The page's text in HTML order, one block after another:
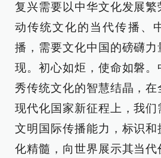
复兴需要以中华文化发展
动传统文化的当代传播、
播，需要文化中国的磅礴
现。初心如炬，使命如磐
秀传统文化的智慧结晶，在
现代化国家新征程上，我
文明国际传播能力，标识
化精髓，向世界展示其当代